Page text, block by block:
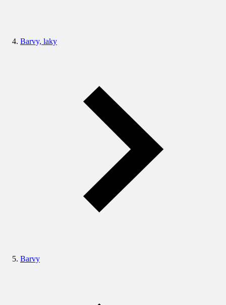
Barvy, laky
Barvy